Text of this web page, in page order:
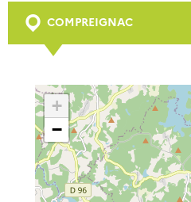
COMPREIGNAC
+
−